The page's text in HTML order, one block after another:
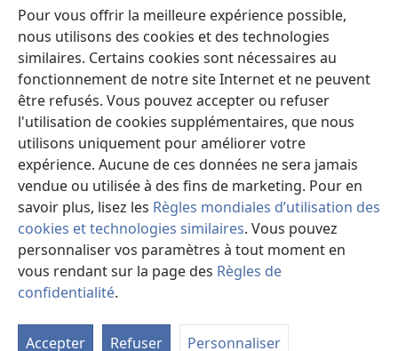
Pour vous offrir la meilleure expérience possible,
nous utilisons des cookies et des technologies
similaires. Certains cookies sont nécessaires au
fonctionnement de notre site Internet et ne peuvent
être refusés. Vous pouvez accepter ou refuser
l'utilisation de cookies supplémentaires, que nous
utilisons uniquement pour améliorer votre
expérience. Aucune de ces données ne sera jamais
vendue ou utilisée à des fins de marketing. Pour en
savoir plus, lisez les Règles mondiales d’utilisation des
cookies et technologies similaires. Vous pouvez
personnaliser vos paramètres à tout moment en
vous rendant sur la page des Règles de
confidentialité.
Accepter Refuser Personnaliser
analogues
acceptées par tous.
Patients : Consultez systématiquement votre médecin, ou tout autre
professionnel de la santé qualifié, pour être conseillé par rapport à un
problème médical ou à un traitement. Adressez-vous à un médecin si vous
pensez être malade.
L’utilisation de ce site est régie par les conditions d’utilisation.
Paramètres d'apparence
Copyright© 2026 Watch Tower Bible and Tract Society of Pennsylvania.
CONDITIONS D’UTILISATION
PARAMÈTRES DE CONFIDENTIALITÉ